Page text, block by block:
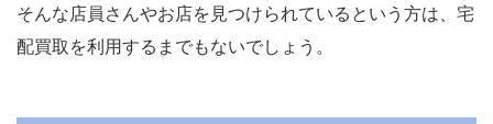
そんな店員さんやお店を見つけられているという方は、宅
配買取を利用するまでもないでしょう。